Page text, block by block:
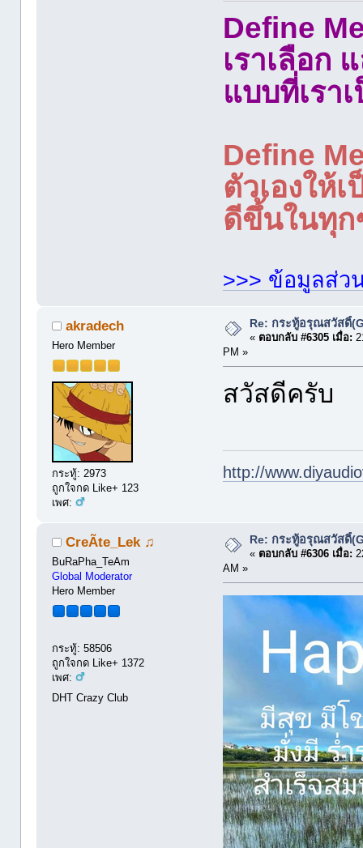
Define
เราเลือก
แบบที่เรา
Define
ตัวเองให้
ดีขึ้นในทุก
>>> ข้อมูลส่ว
akradech
Hero Member
กระทู้: 2973
ถูกใจกด Like+ 123
เพศ:
Re: กระทู้อรุณสวัสดิ์
« ตอบกลับ #6305 เมื่อ:
PM »
สวัสดีครับ
http://
CreÃte_Lek ♫
BuRaPha_TeAm
Global Moderator
Hero Member
กระทู้: 58506
ถูกใจกด Like+ 1372
เพศ:
DHT Crazy Club
Re: กระทู้อรุณสวัสดิ์
« ตอบกลับ #6306 เมื่อ:
AM »